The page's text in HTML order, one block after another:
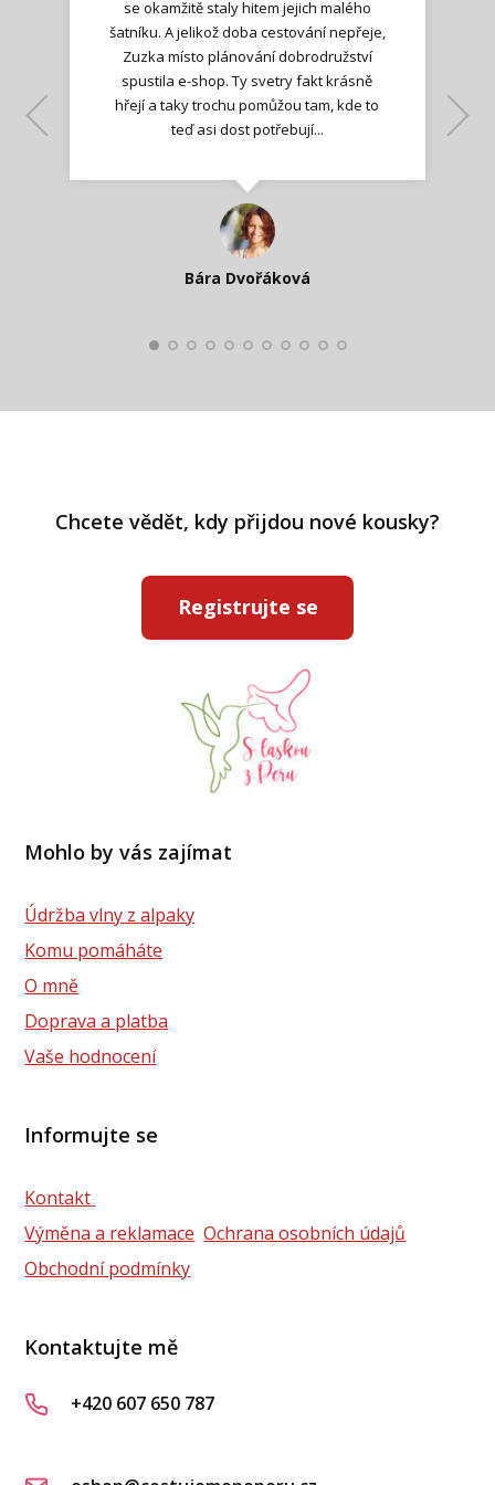
se okamžitě staly hitem jejich malého
šatníku. A jelikož doba cestování nepřeje,
Zuzka místo plánování dobrodružství
spustila e-shop. Ty svetry fakt krásně
hřejí a taky trochu pomůžou tam, kde to
teď asi dost potřebují...
Bára Dvořáková
Jana T.
Kateřina Veleta Štěpánová
Ilona M.
Lenka K.
Nadšená zpráva
Katka Perháčová
Smolková
Lenka K.
Chcete vědět, kdy přijdou nové kousky?
Registrujte se
Mohlo by vás zajímat
Údržba vlny z alpaky
Komu pomáháte
O mně
Doprava a platba
Vaše hodnocení
Informujte se
Kontakt
Výměna a reklamace Ochrana osobních údajů
Obchodní podmínky
Kontaktujte mě
+420 607 650 787